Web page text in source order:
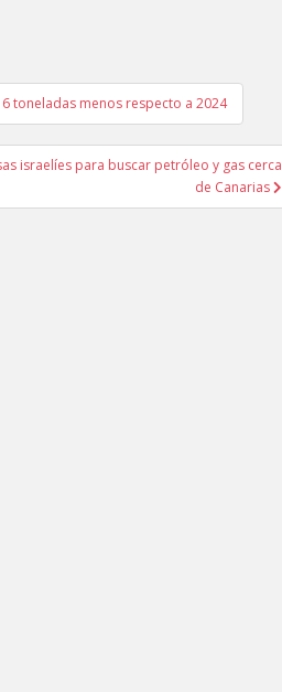
toneladas menos respecto a 2024
israelíes para buscar petróleo y gas cerca
de Canarias